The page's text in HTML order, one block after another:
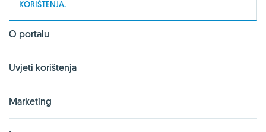
KORIŠTENJA.
O portalu
Uvjeti korištenja
Marketing